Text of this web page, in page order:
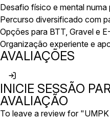
Desafio físico e mental
Percurso diversificado com
Opções para BTT, Gravel e
Organização experiente e
AVALIAÇÕES
INICIE SESSÃO
AVALIAÇÃO
To leave a review for